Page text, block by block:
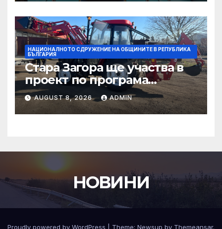
НАЦИОНАЛНОТО СДРУЖЕНИЕ НА ОБЩИНИТЕ В РЕПУБЛИКА
БЪЛГАРИЯ
Стара Загора ще участва в
проект по програма
УРБАКТ за интелигентно
управление на
паркирането и качеството
AUGUST 8, 2026 ADMIN
НОВИНИ
Proudly powered by WordPress Theme: Newsup by Themeansar.